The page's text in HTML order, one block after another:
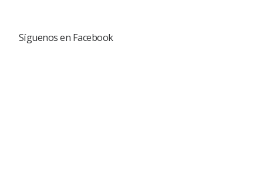
Síguenos en Facebook